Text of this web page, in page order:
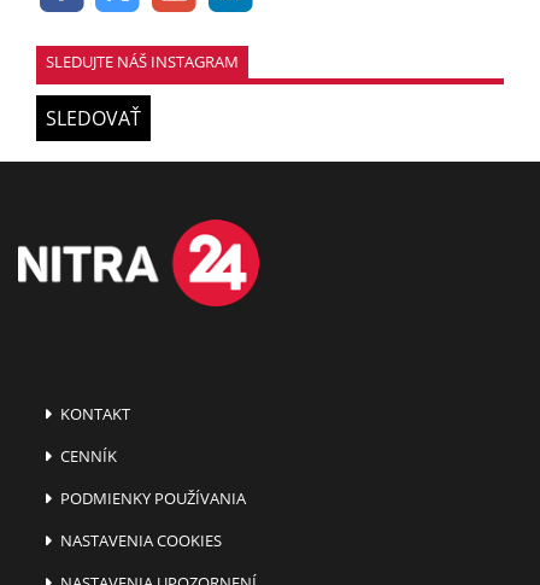
SLEDUJTE NÁŠ INSTAGRAM
SLEDOVAŤ
KONTAKT
CENNÍK
PODMIENKY POUŽÍVANIA
NASTAVENIA COOKIES